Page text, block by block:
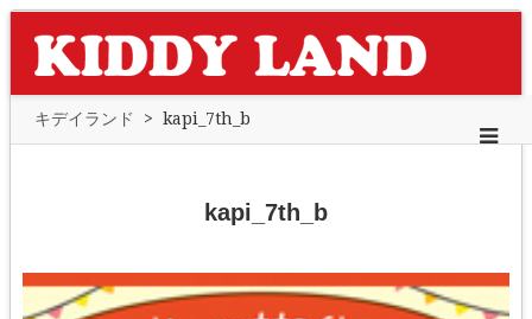
キデイランド > kapi_7th_b
kapi_7th_b